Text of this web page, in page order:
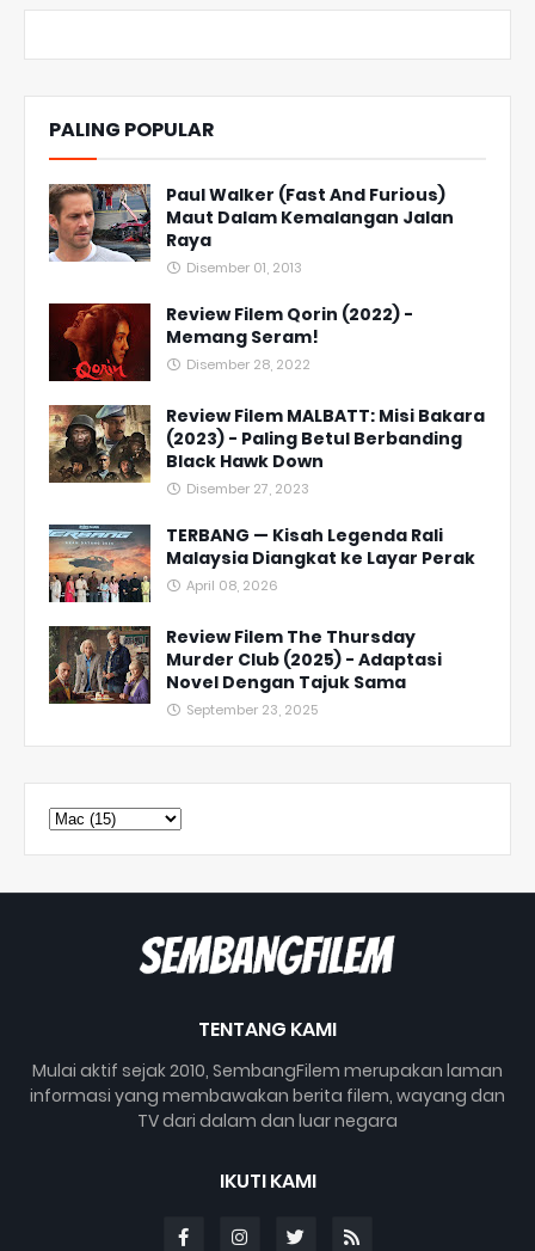
PALING POPULAR
Paul Walker (Fast And Furious)
Maut Dalam Kemalangan Jalan
Raya
Disember 01, 2013
Review Filem Qorin (2022) -
Memang Seram!
Disember 28, 2022
Review Filem MALBATT: Misi Bakara
(2023) - Paling Betul Berbanding
Black Hawk Down
Disember 27, 2023
TERBANG — Kisah Legenda Rali
Malaysia Diangkat ke Layar Perak
April 08, 2026
Review Filem The Thursday
Murder Club (2025) - Adaptasi
Novel Dengan Tajuk Sama
September 23, 2025
TENTANG KAMI
Mulai aktif sejak 2010, SembangFilem merupakan laman
informasi yang membawakan berita filem, wayang dan
TV dari dalam dan luar negara
IKUTI KAMI